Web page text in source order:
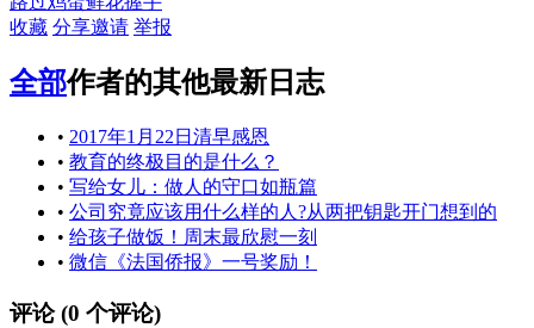
收藏 分享邀请 举报
全部作者的其他最新日志
• 2017年1月22日清早感恩
• 教育的终极目的是什么？
• 写给女儿：做人的守口如瓶篇
• 公司究竟应该用什么样的人?从两把钥匙开门想到的
• 给孩子做饭！周末最欣慰一刻
• 微信《法国侨报》一号奖励！
评论 (0 个评论)